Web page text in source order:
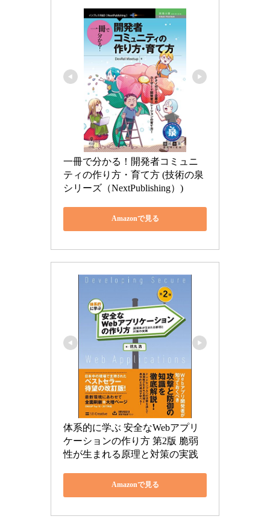
一冊で分かる！開発者コミュニ
ティの作り方・育て方 (技術の泉
シリーズ（NextPublishing）)
Amazonで見る
体系的に学ぶ 安全なWebアプリ
ケーションの作り方 第2版 脆弱
性が生まれる原理と対策の実践
Amazonで見る